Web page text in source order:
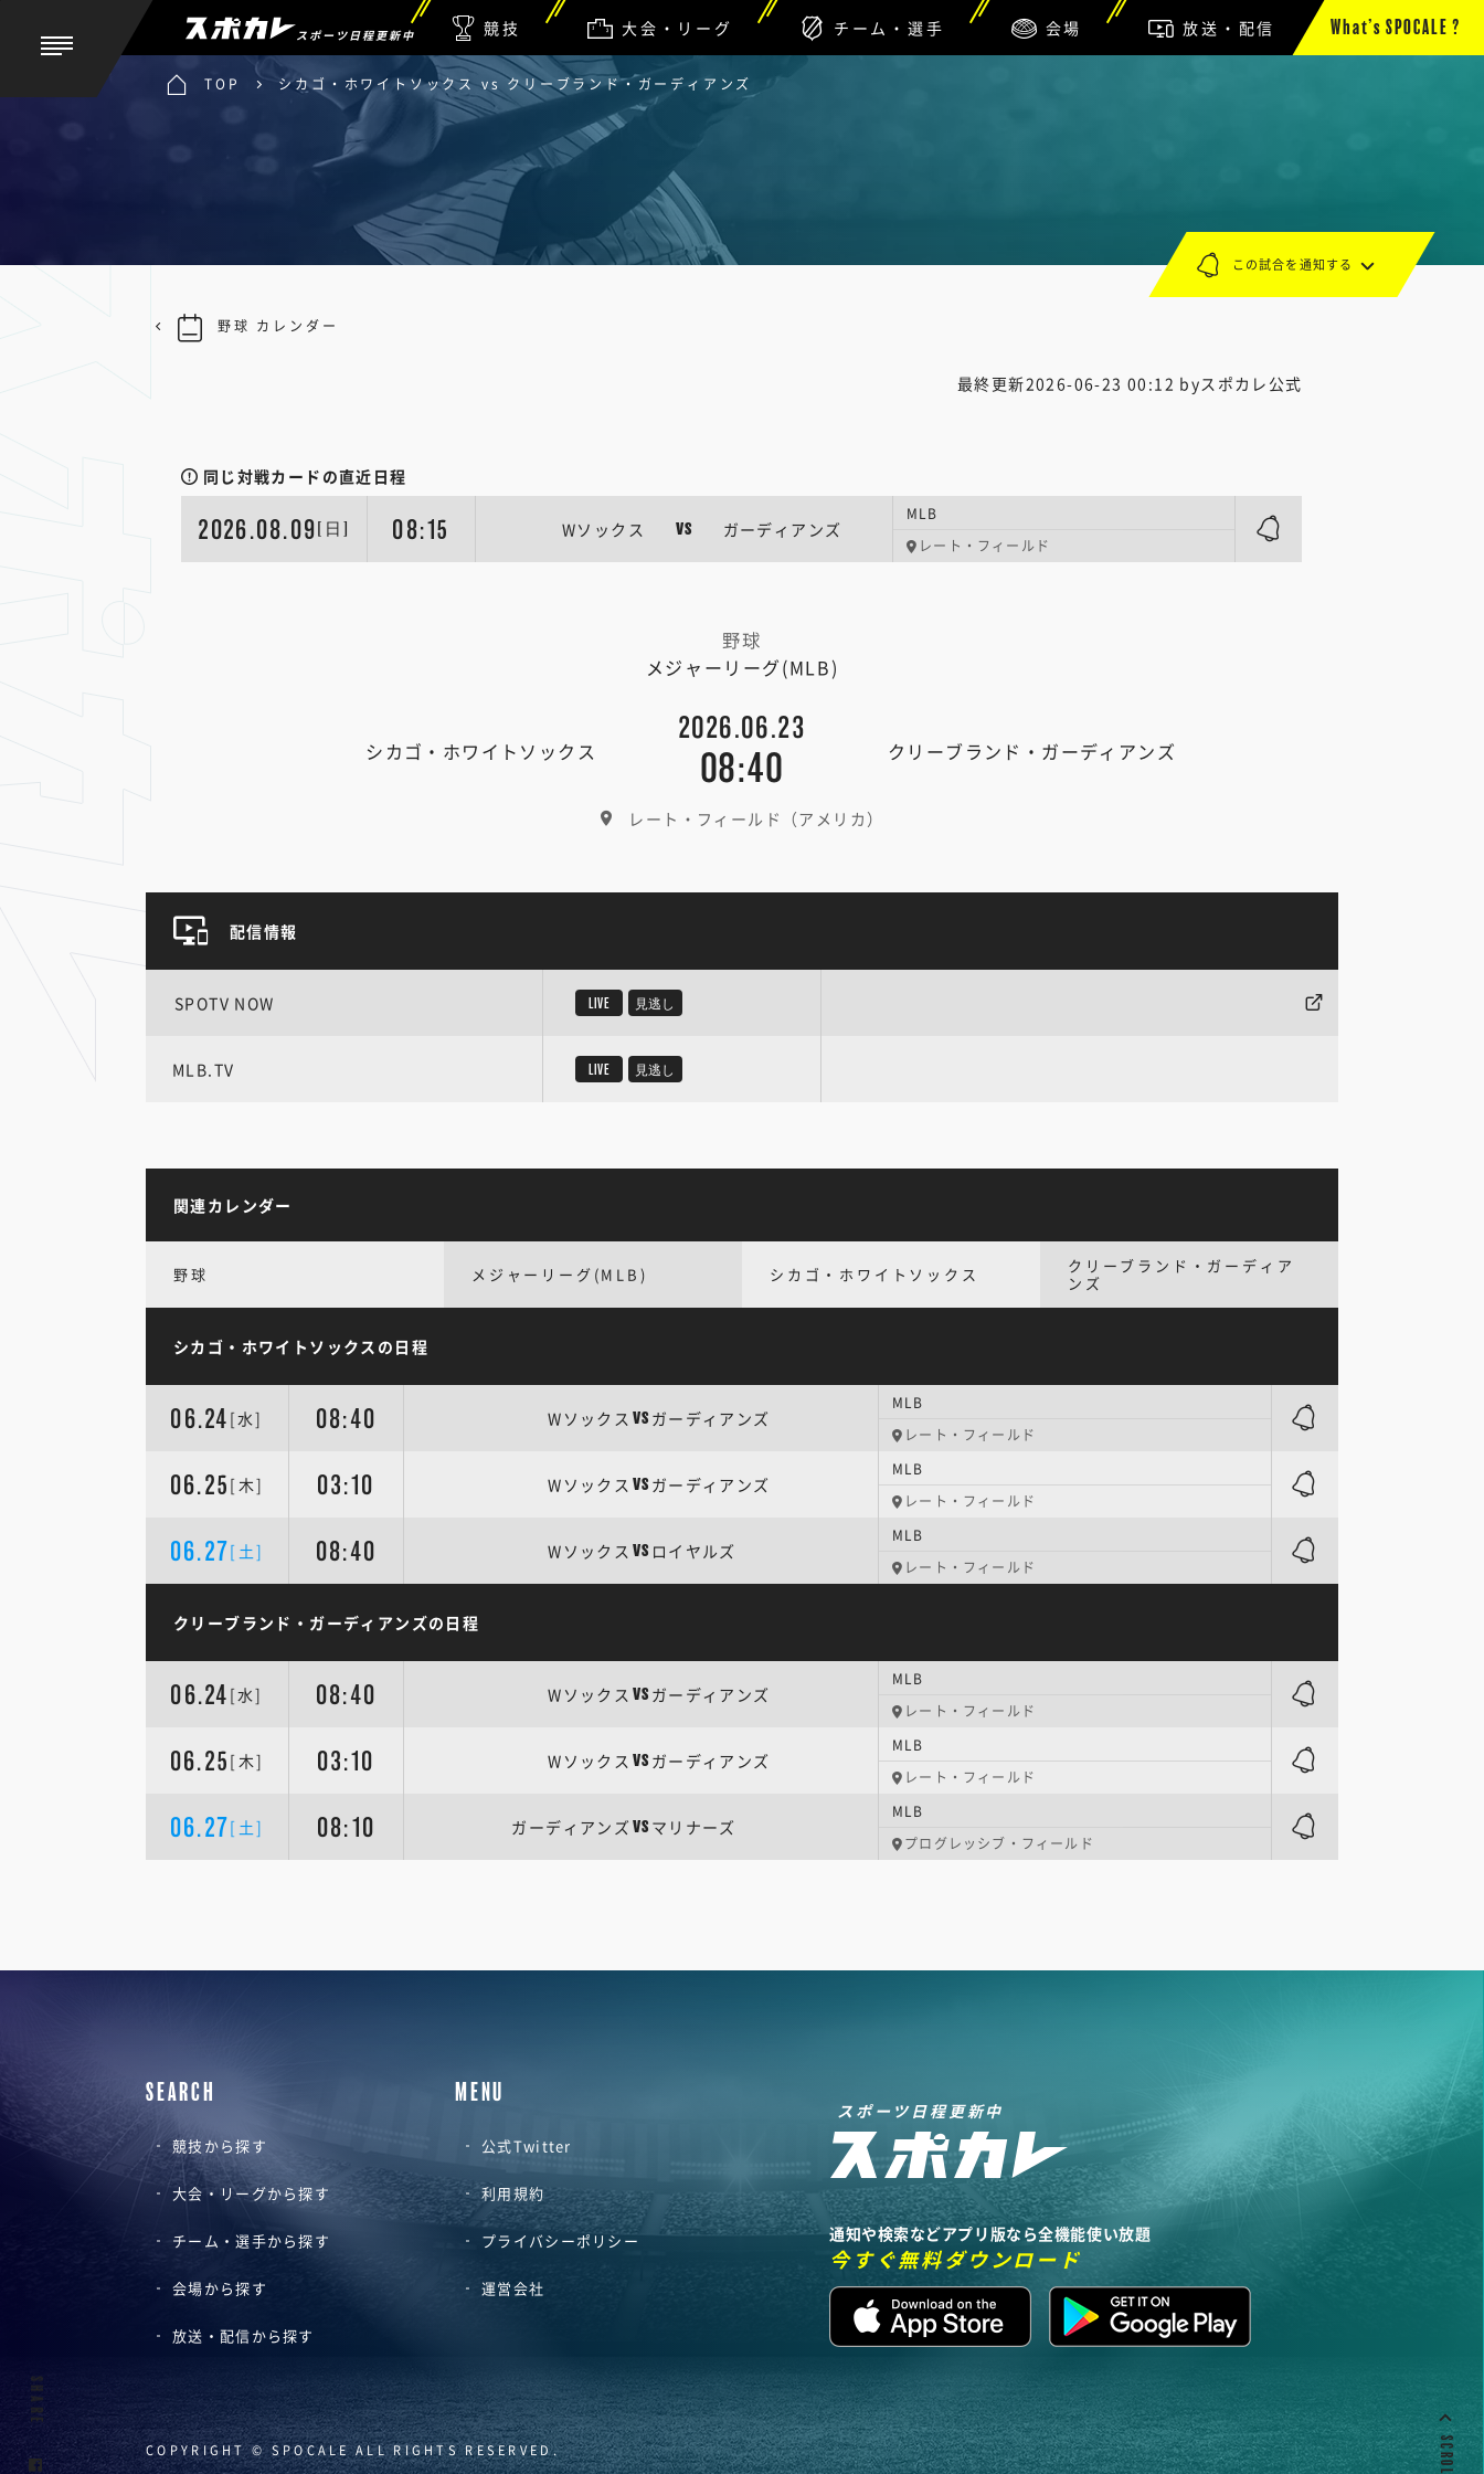
スポーツ日程更新中 競技 大会・リーグ チーム・選手 会場 放送・配信 What’s SPOCALE ?
TOP シカゴ・ホワイトソックス vs クリーブランド・ガーディアンズ
最終更新2026-06-23 00:12 byスポカレ公式
同じ対戦カードの直近日程
2026.08.09 [日] 08:15 Wソックス VS ガーディアンズ
MLB
レート・フィールド
野球
メジャーリーグ(MLB)
シカゴ・ホワイトソックス
2026.06.23
08:40 クリーブランド・ガーディアンズ
レート・フィールド（アメリカ）
この試合を通知する
野球 カレンダー
配信情報
SPOTV NOW LIVE 見逃し
MLB.TV LIVE 見逃し
関連カレンダー
野球 メジャーリーグ(MLB) シカゴ・ホワイトソックス
クリーブランド・ガーディア
ンズ
シカゴ・ホワイトソックスの日程
06.24 [水] 08:40 Wソックス VS ガーディアンズ
MLB
レート・フィールド
06.25 [木] 03:10 Wソックス VS ガーディアンズ
MLB
レート・フィールド
06.27[土] 08:40 Wソックス VS ロイヤルズ
MLB
レート・フィールド
クリーブランド・ガーディアンズの日程
06.24 [水] 08:40 Wソックス VS ガーディアンズ
MLB
レート・フィールド
06.25 [木] 03:10 Wソックス VS ガーディアンズ
MLB
レート・フィールド
06.27[土] 08:10 ガーディアンズ VS マリナーズ
MLB
プログレッシブ・フィールド
SEARCH
競技から探す
大会・リーグから探す
チーム・選手から探す
会場から探す
放送・配信から探す
MENU
公式Twitter
利用規約
プライバシーポリシー
運営会社
スポーツ日程更新中
通知や検索などアプリ版なら全機能使い放題
今すぐ無料ダウンロード
COPYRIGHT © SPOCALE ALL RIGHTS RESERVED.
SHARE